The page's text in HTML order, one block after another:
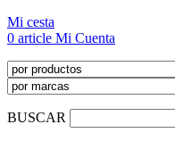
Mi cesta
0 article Mi Cuenta
BUSCAR